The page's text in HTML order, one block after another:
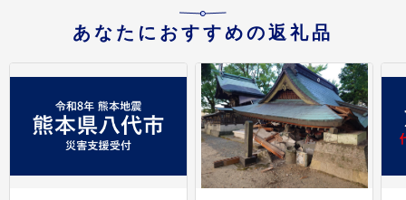
あなたにおすすめの返礼品